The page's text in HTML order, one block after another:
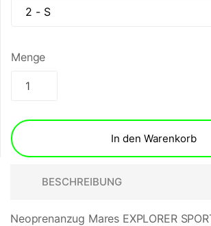
Menge
In den Warenkorb
BESCHREIBUNG
Neoprenanzug Mares EXPLORER